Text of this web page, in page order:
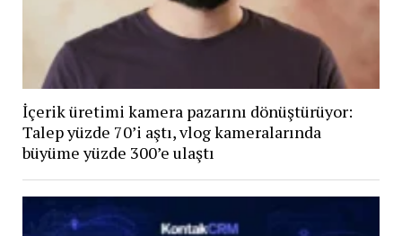
İçerik üretimi kamera pazarını dönüştürüyor:
Talep yüzde 70’i aştı, vlog kameralarında
büyüme yüzde 300’e ulaştı